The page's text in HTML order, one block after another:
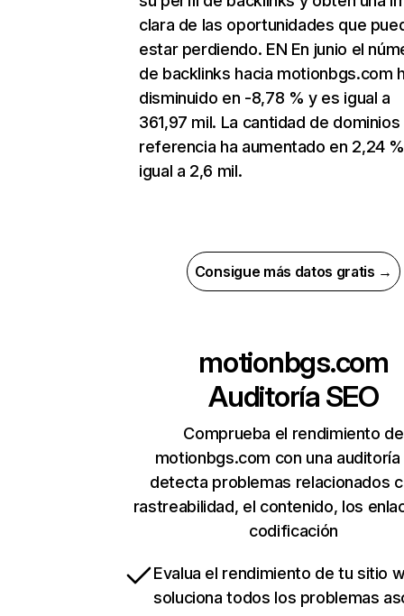
clara de las oportunidades que
estar perdiendo. EN En junio el
de backlinks hacia motionbgs.com
disminuido en -8,78 % y es igual a
361,97 mil. La cantidad de
referencia ha aumentado en 2,24
igual a 2,6 mil.
Consigue más datos gratis →
motionbgs.com
Auditoría SEO
Comprueba el rendimiento de
motionbgs.com con una auditoría
detecta problemas relacionados
rastreabilidad, el contenido, los
codificación
Evalua el rendimiento de tu sitio
soluciona todos los problemas